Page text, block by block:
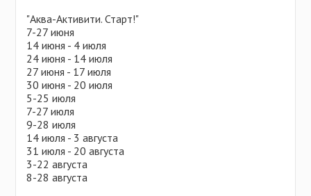
"Аква-Активити. Старт!"
7-27 июня
14 июня - 4 июля
24 июня - 14 июля
27 июня - 17 июля
30 июня - 20 июля
5-25 июля
7-27 июля
9-28 июля
14 июля - 3 августа
31 июля - 20 августа
3-22 августа
8-28 августа